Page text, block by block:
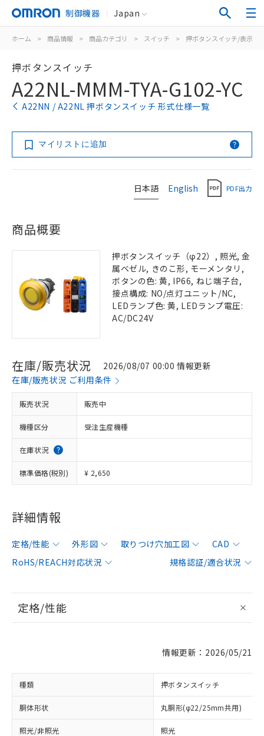
制御機器 Japan
ホーム > 商品情報 > 商品カテゴリ > スイッチ > 押ボタンスイッチ/表示灯
押ボタンスイッチ
A22NL-MMM-TYA-G102-YC
A22NN / A22NL 押ボタンスイッチ 形式仕様一覧
マイリストに追加
日本語 English PDF出力
商品概要
押ボタンスイッチ（φ22）, 照光, 金
属ベゼル, きのこ形, モーメンタリ,
ボタンの色: 黄, IP66, ねじ端子台,
接点構成: NO/点灯ユニット/NC,
LEDランプ色: 黄, LEDランプ電圧:
AC/DC24V
在庫/販売状況
2026/08/07 00:00 情報更新
在庫/販売状況 ご利用条件
販売状況 販売中
機種区分 受注生産機種
在庫状況
標準価格(税別) ¥ 2,650
詳細情報
定格/性能 外形図 取りつけ穴加工図
CAD
RoHS/REACH対応状況
規格認証/適合状況
定格/性能
情報更新：2026/05/21
種類 押ボタンスイッチ
胴体形状 丸胴形(φ22/25mm共用)
照光/非照光 照光